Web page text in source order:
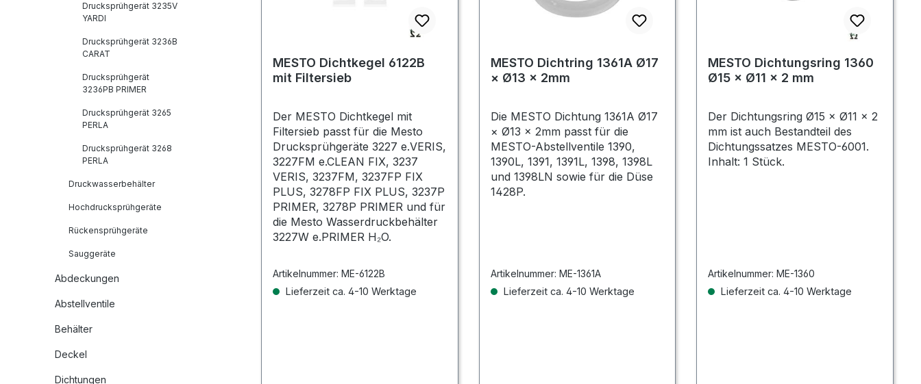
Drucksprühgerät 3235V
YARDI
Drucksprühgerät 3236B
CARAT
Drucksprühgerät
3236PB PRIMER
Drucksprühgerät 3265
PERLA
Drucksprühgerät 3268
PERLA
Druckwasserbehälter
Hochdrucksprühgeräte
Rückensprühgeräte
Sauggeräte
Abdeckungen
Abstellventile
Behälter
Deckel
Dichtungen
MESTO Dichtkegel 6122B
mit Filtersieb
Der MESTO Dichtkegel mit
Filtersieb passt für die Mesto
Drucksprühgeräte 3227 e.VERIS,
3227FM e.CLEAN FIX, 3237
VERIS, 3237FM, 3237FP FIX
PLUS, 3278FP FIX PLUS, 3237P
PRIMER, 3278P PRIMER und für
die Mesto Wasserdruckbehälter
3227W e.PRIMER H₂O.
Artikelnummer: ME-6122B
Lieferzeit ca. 4-10 Werktage
MESTO Dichtring 1361A Ø17
× Ø13 × 2mm
Die MESTO Dichtung 1361A Ø17
× Ø13 × 2mm passt für die
MESTO-Abstellventile 1390,
1390L, 1391, 1391L, 1398, 1398L
und 1398LN sowie für die Düse
1428P.
Artikelnummer: ME-1361A
Lieferzeit ca. 4-10 Werktage
MESTO Dichtungsring 1360
Ø15 × Ø11 × 2 mm
Der Dichtungsring Ø15 × Ø11 × 2
mm ist auch Bestandteil des
Dichtungssatzes MESTO-6001.
Inhalt: 1 Stück.
Artikelnummer:ME-1360
Lieferzeit ca. 4-10 Werktage